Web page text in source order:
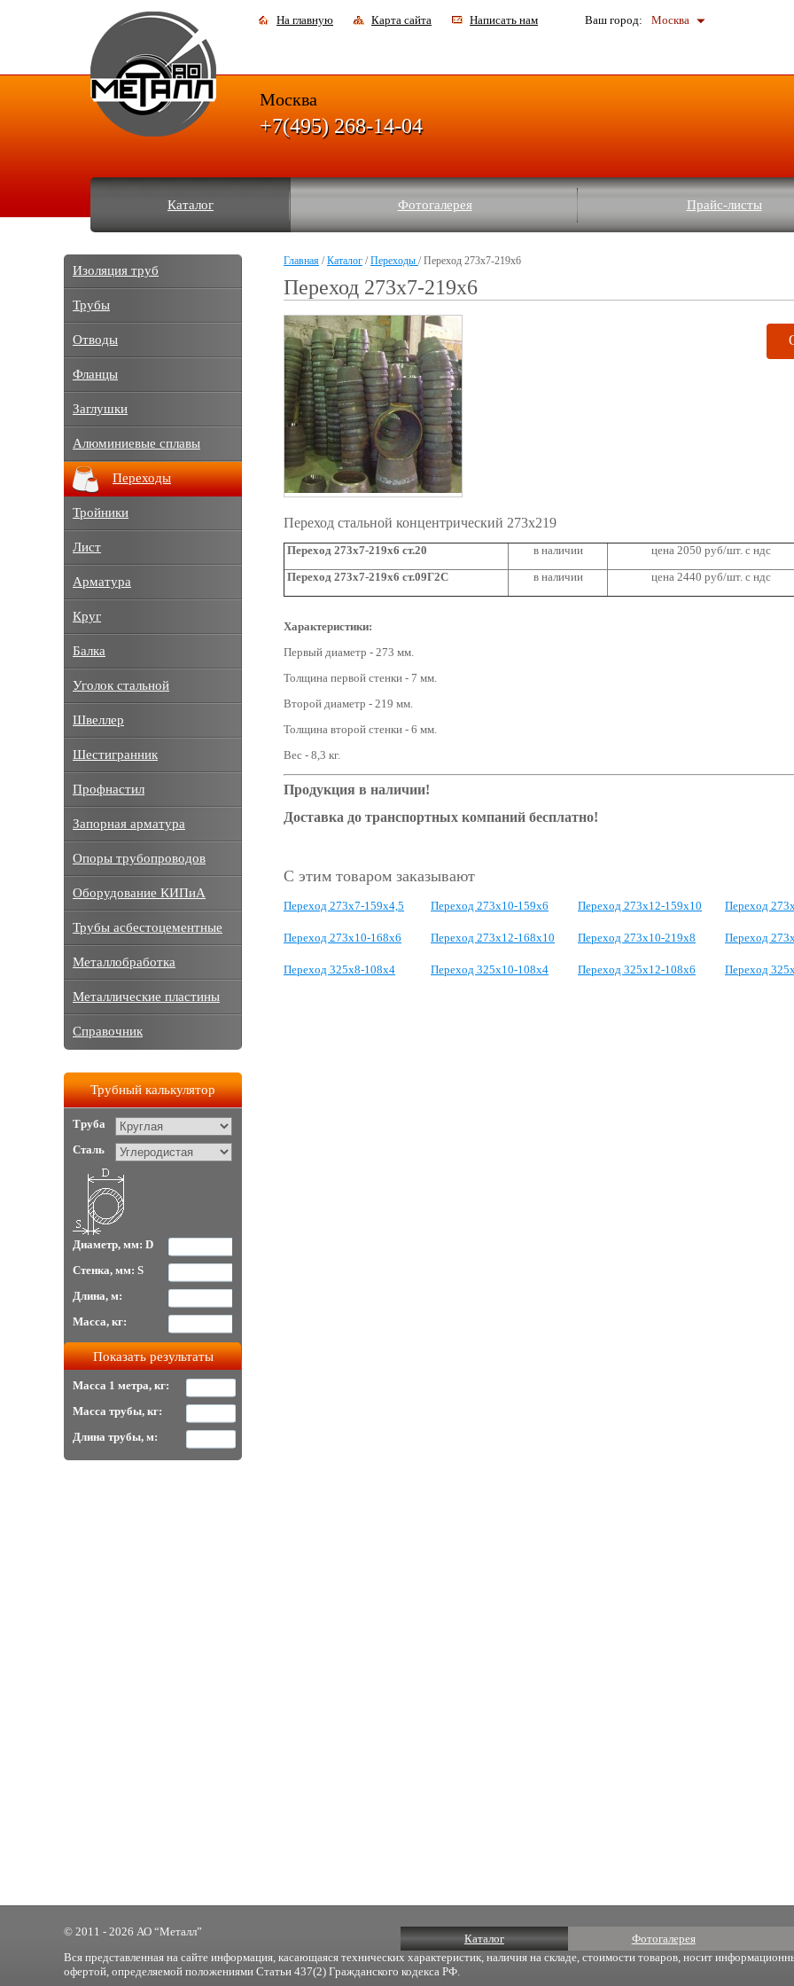
На главную Карта сайта Написать нам Ваш город: Москва
Каталог Фотогалерея Прайс-листы
Москва
+7(495) 268-14-04
Главная /Каталог /Переходы / Переход 273х7-219х6
Переход 273х7-219х6
Переход стальной концентрический 273х219
Переход 273х7-219х6 ст.20 в наличии
цена 2050 руб/шт. с ндс
Переход 273х7-219х6 ст.09Г2С
в наличии цена 2440 руб/шт. с ндс
Характеристики:
Первый диаметр - 273 мм.
Толщина первой стенки - 7 мм.
Второй диаметр - 219 мм.
Толщина второй стенки - 6 мм.
Вес - 8,3 кг.
Продукция в наличии!
Доставка до транспортных компаний бесплатно!
С этим товаром заказывают
Переход 273х7-159х4,5 Переход 273х10-159х6 Переход 273х12-159х10 Переход
Переход 273х10-168х6 Переход 273х12-168х10 Переход 273х10-219х8 Переход
Переход 325х8-108х4 Переход 325х10-108х4 Переход 325х12-108х6 Переход
Изоляция труб
Трубы
Отводы
Фланцы
Заглушки
Алюминиевые сплавы
Переходы
Тройники
Лист
Арматура
Круг
Балка
Уголок стальной
Швеллер
Шестигранник
Профнастил
Запорная арматура
Опоры трубопроводов
Оборудование КИПиА
Трубы асбестоцементные
Металлобработка
Металлические пластины
Справочник
Трубный калькулятор
Труба
Сталь
Диаметр, мм: D
Стенка, мм: S
Длина, м:
Масса, кг:
Масса 1 метра, кг:
Масса трубы, кг:
Длина трубы, м:
Каталог Фотогалерея
© 2011 - 2026 АО “Металл”
Вся представленная на сайте информация, касающаяся технических характеристик, наличия на складе, стоимости товаров, носит
офертой, определяемой положениями Статьи 437(2) Гражданского кодекса РФ.